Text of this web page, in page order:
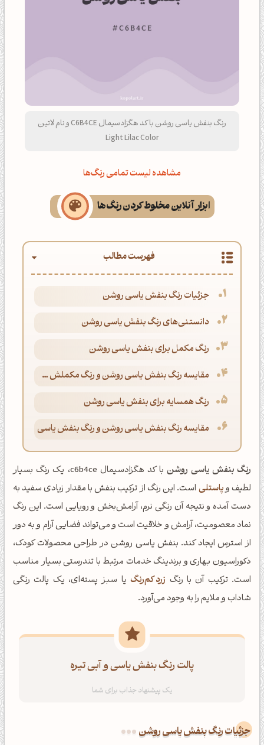
رنگ بنفش یاسی روشن با کد هگزادسیمال C6B4CE و نام لاتین
Light Lilac Color
مشاهده لیست تمامی رنگ‌ها
ابزار آنلاین مخلوط کردن رنگ‌ها
فهرست مطالب
جزئیات رنگ بنفش یاسی روشن
دانستنی‌های رنگ بنفش یاسی روشن
رنگ مکمل برای بنفش یاسی روشن
مقایسه رنگ بنفش یاسی روشن و رنگ مکملش سبز چمنی
رنگ همسایه برای بنفش یاسی روشن
مقایسه رنگ بنفش یاسی روشن و رنگ بنفش یاسی
رنگ بنفش یاسی روشن
با کد هگزادسیمال c6b4ce، یک رنگ بسیار
لطیف وپاستلی است. این رنگ از ترکیب بنفش با مقدار زیادی سفید به
دست آمده و نتیجه آن رنگی نرم، آرامش‌بخش و رویایی است. این رنگ
نماد معصومیت، آرامش و خلاقیت است و می‌تواند فضایی آرام و به دور
از استرس ایجاد کند. بنفش یاسی روشن در طراحی محصولات کودک،
دکوراسیون بهاری و برندینگ خدمات مرتبط با تندرستی بسیار مناسب
است. ترکیب آن با رنگ زرد کم‌رنگیا سبز پسته‌ای، یک پالت رنگی
شاداب و ملایم را به وجود می‌آورد.
پالت رنگ بنفش یاسی و آبی تیره
جزئیات رنگ بنفش یاسی روشن